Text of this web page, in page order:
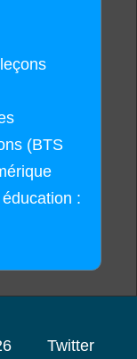
(BTS
:
Twitter